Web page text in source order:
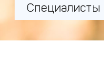
Специалисты